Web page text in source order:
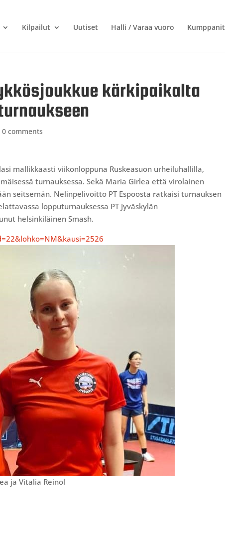
Kilpailut Uutiset Halli / Varaa vuoro Kumppanit
kärkipaikalta
0 comments
mallikkaasti viikonloppuna Ruskeasuon urheiluhallilla,
turnauksessa. Sekä Maria Girlea että virolainen
seitsemän. Nelinpelivoitto PT Espoosta ratkaisi turnauksen
lopputurnauksessa PT Jyväskylän
helsinkiläinen Smash.
ja Vitalia Reinol